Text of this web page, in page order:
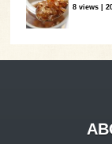
8 views |